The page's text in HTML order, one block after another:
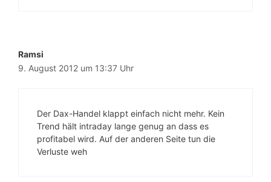
Ramsi
9. August 2012 um 13:37 Uhr
Der Dax-Handel klappt einfach nicht mehr. Kein
Trend hält intraday lange genug an dass es
profitabel wird. Auf der anderen Seite tun die
Verluste weh